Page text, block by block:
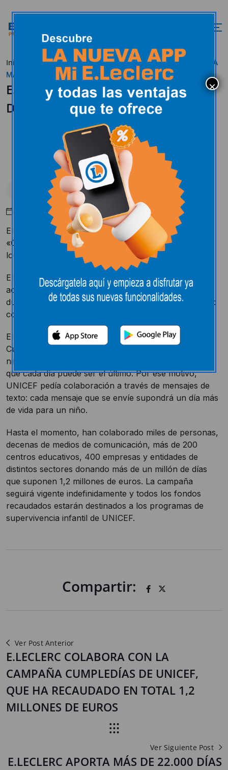
Inicio Actualidad Uncategorized
E.LECLERC APORTA
MÁS DE 22.000 DÍAS A LA CAMPAÑA DE UNICEF
E.LECLERC APORTA MÁS DE 22.000
DÍAS A LA CAMPAÑA DE UNICEF
Uncategorized
Mayo 10, 2016
El hipermercado pamplonés apoyó la iniciativa
«Cumpledías» con una donación total de 22.514 días
logrados en los dos últimos meses de 2012.
El hipermercado E.Leclerc de Pamplona colaboró
activamente en la campaña “Cumpledías” de Unicef
durante los dos últimos meses de 2012, contribuyendo
con 22.514 días.
El mes de noviembre, Unicef lanzó la Campaña
Cumpledías para poner de manifiesto que muchos
niños en el mundo no cumplen años, cumplen días, y
que cada día puede ser el último. Por ese motivo,
UNICEF pedía colaboración a través de mensajes de
texto: cada mensaje que se envíe supondrá un día más
de vida para un niño.
Hasta el momento, han colaborado miles de personas,
decenas de medios de comunicación, más de 200
centros educativos, 400 empresas y entidades de
distintos sectores donando más de un millón de días
que suponen 1,2 millones de euros. La campaña
seguirá vigente indefinidamente y todos los fondos
recaudados estarán destinados a los programas de
supervivencia infantil de UNICEF.
Compartir:
Ver Post Anterior
E.LECLERC COLABORA CON LA
CAMPAÑA CUMPLEDÍAS DE UNICEF,
QUE HA RECAUDADO EN TOTAL 1,2
MILLONES DE EUROS
Ver Siguiente Post
E.LECLERC APORTA MÁS DE 22.000 DÍAS